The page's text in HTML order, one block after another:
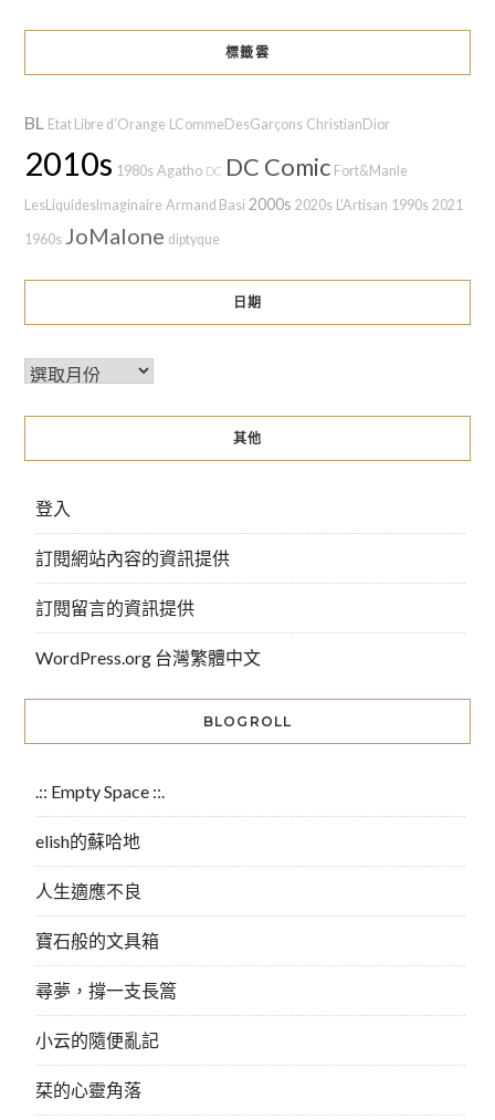
標籤雲
BL Etat Libre d’Orange LCommeDesGarçons ChristianDior
2010s 1980s Agatho DC DC Comic Fort&Manle
LesLiquidesImaginaire Armand Basi 2000s 2020s L'Artisan 1990s 2021
1960s JoMalone diptyque
日期
其他
登入
訂閱網站內容的資訊提供
訂閱留言的資訊提供
WordPress.org 台灣繁體中文
BLOGROLL
.:: Empty Space ::.
elish的蘇哈地
人生適應不良
寶石般的文具箱
尋夢，撐一支長篙
小云的隨便亂記
栞的心靈角落